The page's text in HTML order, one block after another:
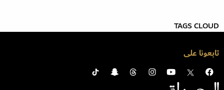
TAGS CLOUD
تابعونا على